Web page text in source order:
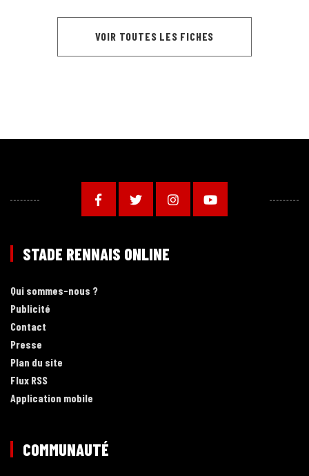
VOIR TOUTES LES FICHES
STADE RENNAIS ONLINE
Qui sommes-nous ?
Publicité
Contact
Presse
Plan du site
Flux RSS
Application mobile
COMMUNAUTÉ